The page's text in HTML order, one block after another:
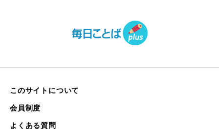
このサイトについて
会員制度
よくある質問